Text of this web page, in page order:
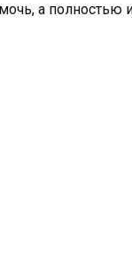
а полностью